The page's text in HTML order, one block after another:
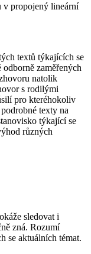
v propojený lineární
textů týkajících se
zaměřených
natolik
s rodilými
pro kteréhokoliv
texty na
týkající se
různých
sledovat i
zná. Rozumí
se aktuálních témat.